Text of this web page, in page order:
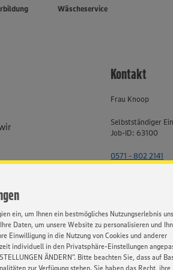
ein, um Ihnen ein bestmögliches Nutzungserlebnis
Daten, um unsere Website zu personalisieren und
Einwilligung in die Nutzung von Cookies und anderer
individuell in den Privatsphäre-Einstellungen
ÄNDERN”. Bitte beachten Sie, dass auf
zur Verfügung stehen. Sie haben das Recht, ihre
Wäscheservice
Kontakt
Frau Knoop
Selbstständiger
Job-ID: 63100
0571 - 802 2141